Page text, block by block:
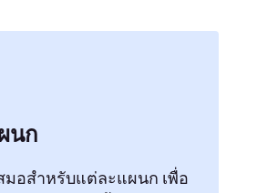
นก
มอสำหรับแต่ละแผนก เพื่อ